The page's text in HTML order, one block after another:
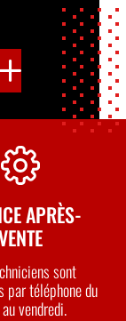
APRÈS-
sont
par téléphone du
vendredi.